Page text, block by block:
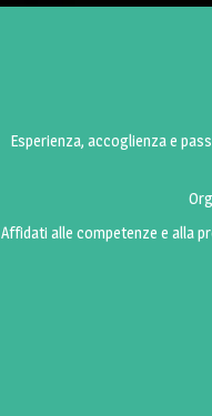
Esperienza, accoglienza e
Affidati alle competenze e alla